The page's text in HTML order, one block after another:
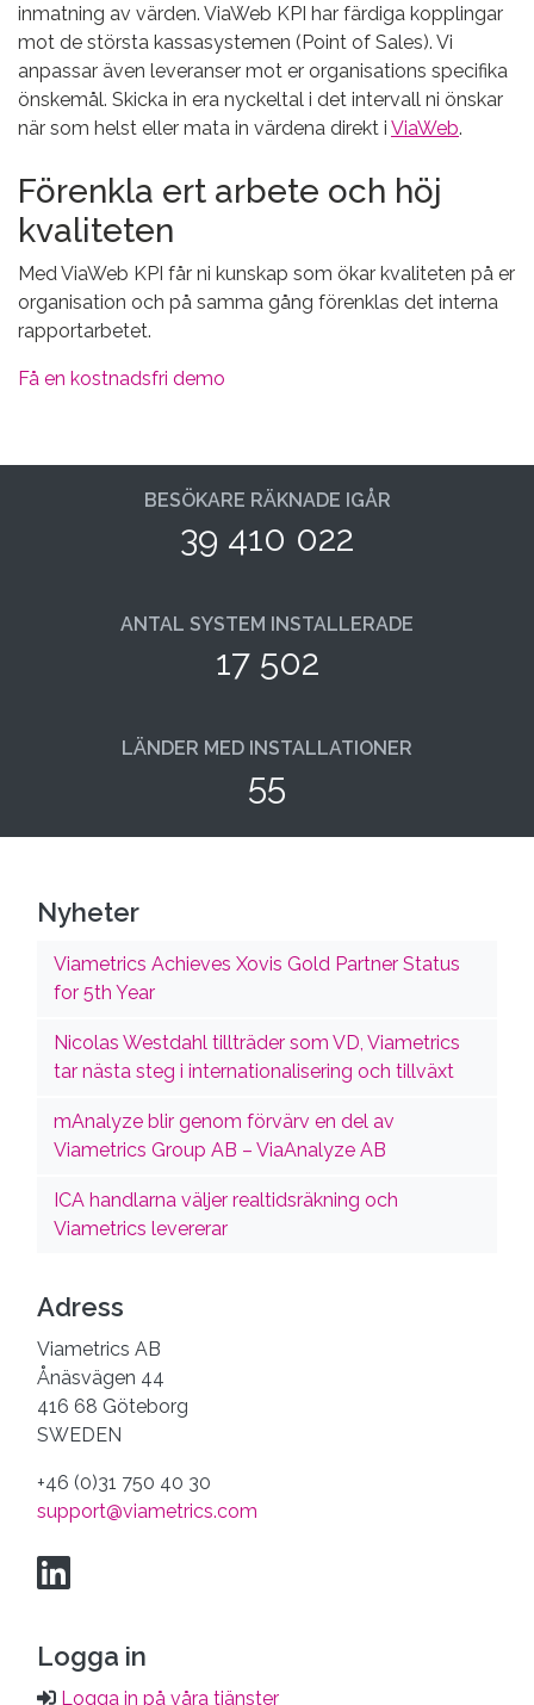
inmatning av värden. ViaWeb KPI har färdiga kopplingar
mot de största kassasystemen (Point of Sales). Vi
anpassar även leveranser mot er organisations specifika
önskemål. Skicka in era nyckeltal i det intervall ni önskar
när som helst eller mata in värdena direkt i ViaWeb.
Förenkla ert arbete och höj
kvaliteten
Med ViaWeb KPI får ni kunskap som ökar kvaliteten på er
organisation och på samma gång förenklas det interna
rapportarbetet.
Få en kostnadsfri demo
BESÖKARE RÄKNADE IGÅR
39 410 022
ANTAL SYSTEM INSTALLERADE
17 502
LÄNDER MED INSTALLATIONER
55
Nyheter
Viametrics Achieves Xovis Gold Partner Status
for 5th Year
Nicolas Westdahl tillträder som VD, Viametrics
tar nästa steg i internationalisering och tillväxt
mAnalyze blir genom förvärv en del av
Viametrics Group AB – ViaAnalyze AB
ICA handlarna väljer realtidsräkning och
Viametrics levererar
Adress
Viametrics AB
Ånäsvägen 44
416 68 Göteborg
SWEDEN
+46 (0)31 750 40 30
support@viametrics.com
Logga in
Logga in på våra tjänster